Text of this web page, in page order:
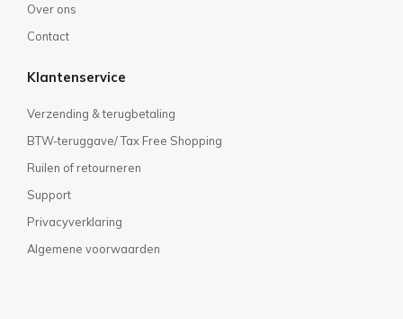
Over ons
Contact
Klantenservice
Verzending & terugbetaling
BTW-teruggave/ Tax Free Shopping
Ruilen of retourneren
Support
Privacyverklaring
Algemene voorwaarden